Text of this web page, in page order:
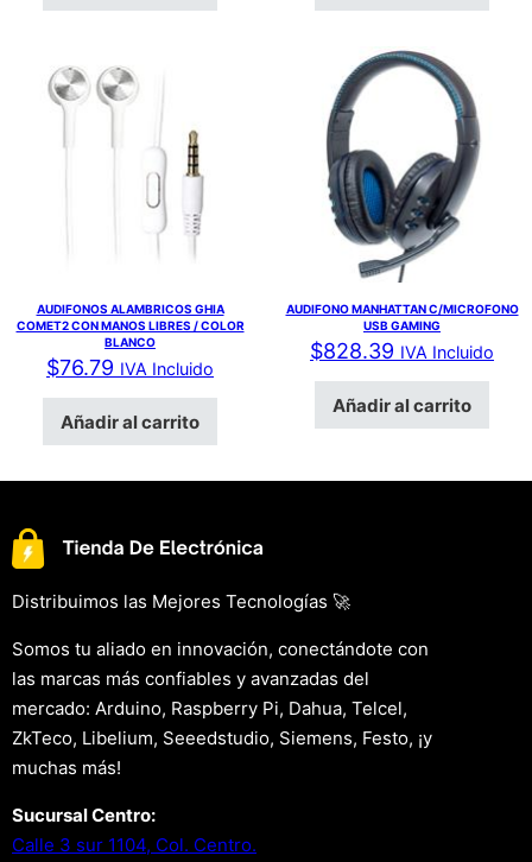
AUDIFONOS ALAMBRICOS GHIA
COMET2 CON MANOS LIBRES / COLOR
BLANCO
$76.79 IVA Incluido
Añadir al carrito
AUDIFONO MANHATTAN C/MICROFONO
USB GAMING
$828.39 IVA Incluido
Añadir al carrito
Distribuimos las Mejores Tecnologías 🚀
Somos tu aliado en innovación, conectándote con
las marcas más confiables y avanzadas del
mercado: Arduino, Raspberry Pi, Dahua, Telcel,
ZkTeco, Libelium, Seeedstudio, Siemens, Festo, ¡y
muchas más!
Sucursal Centro:
Calle 3 sur 1104, Col. Centro.